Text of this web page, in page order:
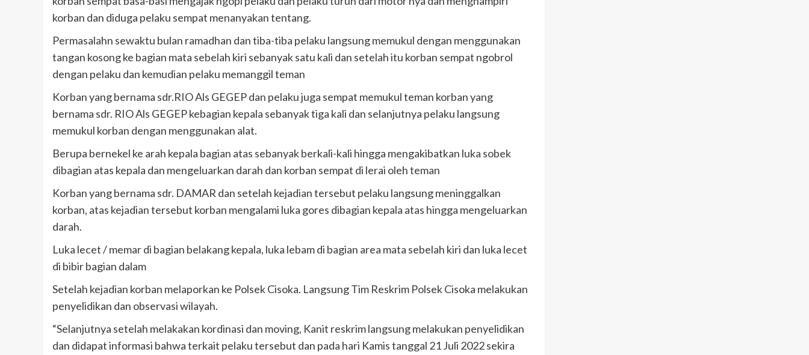
korban dan diduga pelaku sempat menanyakan tentang.
Permasalahn sewaktu bulan ramadhan dan tiba-tiba pelaku langsung memukul dengan menggunakan
tangan kosong ke bagian mata sebelah kiri sebanyak satu kali dan setelah itu korban sempat ngobrol
dengan pelaku dan kemudian pelaku memanggil teman
Korban yang bernama sdr.RIO Als GEGEP dan pelaku juga sempat memukul teman korban yang
bernama sdr. RIO Als GEGEP kebagian kepala sebanyak tiga kali dan selanjutnya pelaku langsung
memukul korban dengan menggunakan alat.
Berupa bernekel ke arah kepala bagian atas sebanyak berkali-kali hingga mengakibatkan luka sobek
dibagian atas kepala dan mengeluarkan darah dan korban sempat di lerai oleh teman
Korban yang bernama sdr. DAMAR dan setelah kejadian tersebut pelaku langsung meninggalkan
korban, atas kejadian tersebut korban mengalami luka gores dibagian kepala atas hingga mengeluarkan
darah.
Luka lecet / memar di bagian belakang kepala, luka lebam di bagian area mata sebelah kiri dan luka lecet
di bibir bagian dalam
Setelah kejadian korban melaporkan ke Polsek Cisoka. Langsung Tim Reskrim Polsek Cisoka melakukan
penyelidikan dan observasi wilayah.
“Selanjutnya setelah melakakan kordinasi dan moving, Kanit reskrim langsung melakukan penyelidikan
dan didapat informasi bahwa terkait pelaku tersebut dan pada hari Kamis tanggal 21 Juli 2022 sekira